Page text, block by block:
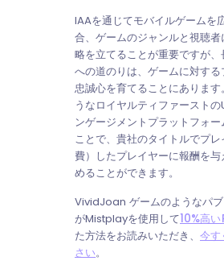
IAAを通じてモバイルゲームを
合、ゲームのジャンルと視聴
略を立てることが重要ですが
への道のりは、ゲームに対す
忠誠心を育てることにありま
うなロイヤルティファースト
ンゲージメントプラットフォ
ことで、貴社のタイトルでプ
費）したプレイヤーに報酬を与
めることができます。
VividJoan ゲームのようなパ
がMistplayを使用して10%高
た方法をお読みいただき、 今す
さい。